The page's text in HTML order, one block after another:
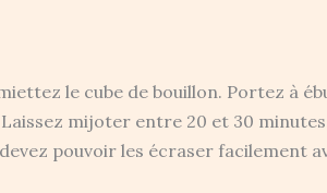
le cube de bouillon. Portez à
mijoter entre 20 et 30
pouvoir les écraser facilement